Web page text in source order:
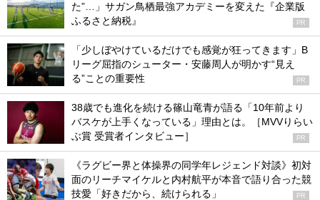
た”…」サガン鳥栖最強アカデミーを変えた『企業版
ふるさと納税』
PR
「少しぼやけているだけでも感覚が狂ってきます」B
リーグ屈指のシューター・安藤周人が明かす“見え
る”ことの重要性
PR
38歳でも進化を続ける篠山竜青が語る「10年前より
バスケが上手くなっている」理由とは。［MVVりらい
ぶ賞 受賞者インタビュー］
PR
《ラグビー界と体操界の同学年レジェンド対談》初対
面のリーチマイケルと内村航平が本音で語り合った競
技愛「好きだから、続けられる」
PR